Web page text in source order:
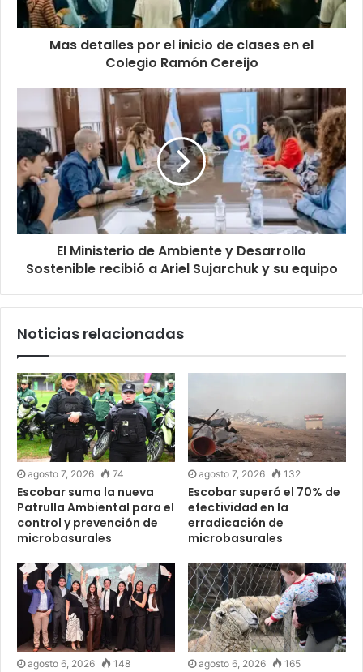
Mas detalles por el inicio de clases en el
Colegio Ramón Cereijo
El Ministerio de Ambiente y Desarrollo
Sostenible recibió a Ariel Sujarchuk y su equipo
Noticias relacionadas
agosto 7, 2026 74
Escobar suma la nueva
Patrulla Ambiental para el
control y prevención de
microbasurales
agosto 7, 2026 132
Escobar superó el 70% de
efectividad en la
erradicación de
microbasurales
agosto 6, 2026 148 agosto 6, 2026 165